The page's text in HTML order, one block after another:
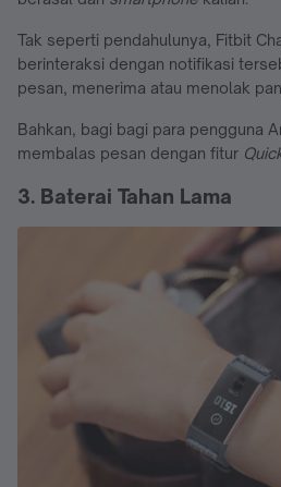
Tak seperti pendahulunya, Fitbit
berinteraksi dengan notifikasi
pesan, menerima atau menolak
Bahkan, bagi bagi para pengguna
membalas pesan dengan fitur
3. Baterai Tahan Lama